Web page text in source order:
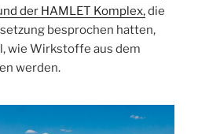
der HAMLET Komplex,die
besprochen hatten,
wie Wirkstoffe aus dem
werden.